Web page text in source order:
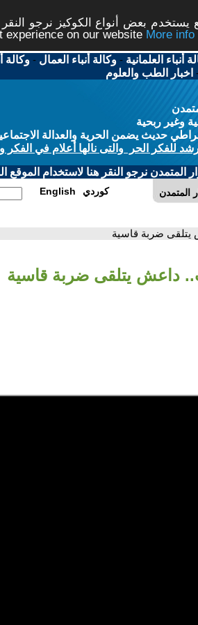
بعض أنواع الكوكيز نرجو
on our website
أنباء العلمانية -وكالة أنباء العمال -وكالة
اخبار الطب والعلوم
وغير ربحية
حديث يضمن الحرية والعدالة
للفكر الحر والتى نالها أعلام في الفكر
نرجو النقر هنا لاستخدام الموقع
المتمدن English كوردي
ضربة قاسية
داعش يتلقى ضربة قاسية